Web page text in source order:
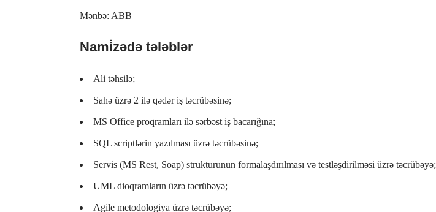
Mənbə: ABB
Nami̇zədə tələblər
Ali təhsilə;
Sahə üzrə 2 ilə qədər iş təcrübəsinə;
MS Office proqramları ilə sərbəst iş bacarığına;
SQL scriptlərin yazılması üzrə təcrübəsinə;
Servis (MS Rest, Soap) strukturunun formalaşdırılması və testləşdirilməsi üzrə təcrübəyə;
UML dioqramların üzrə təcrübəyə;
Agile metodologiya üzrə təcrübəyə;